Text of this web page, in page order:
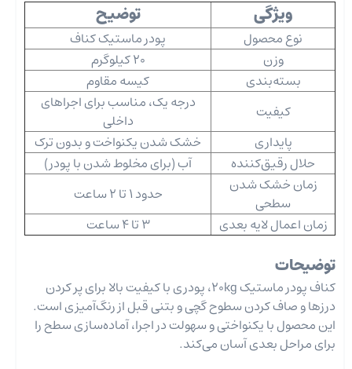
ویژگی
توضیح
نوع محصول
پودر ماستیک کناف
وزن
20 کیلوگرم
بسته‌بندی
کیسه مقاوم
کیفیت
درجه یک، مناسب برای اجراهای
داخلی
پایداری
خشک شدن یکنواخت و بدون ترک
حلال رقیق‌کننده
آب (برای مخلوط شدن با پودر)
زمان خشک شدن
سطحی
حدود 1 تا 2 ساعت
زمان اعمال لایه بعدی
3 تا 4 ساعت
توضیحات
کناف پودر ماستیک 20kg، پودری با کیفیت بالا برای پر کردن
درزها و صاف کردن سطوح گچی و بتنی قبل از رنگ‌آمیزی است.
این محصول با یکنواختی و سهولت در اجرا، آماده‌سازی سطح را
برای مراحل بعدی آسان می‌کند.